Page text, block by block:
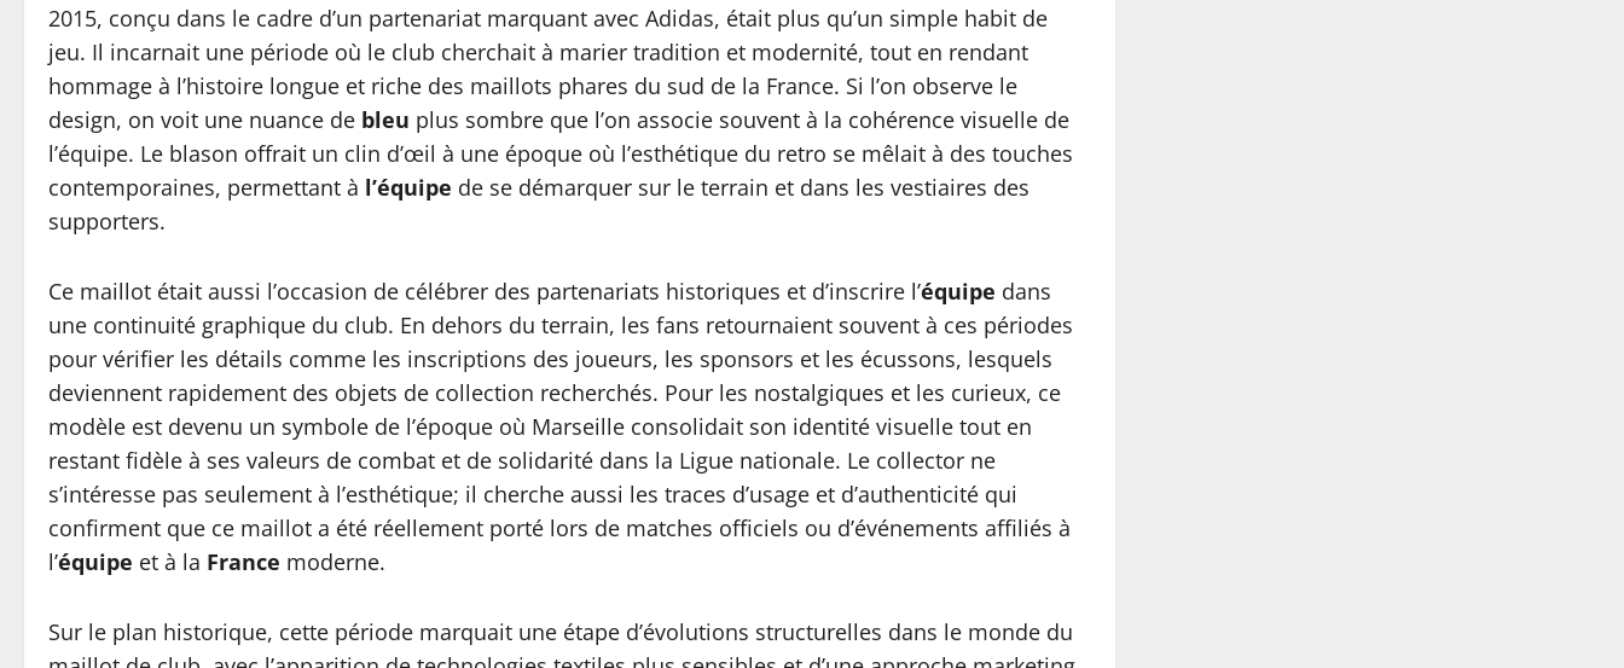
2015, conçu dans le cadre d’un partenariat marquant avec Adidas, était plus qu’un simple habit de
jeu. Il incarnait une période où le club cherchait à marier tradition et modernité, tout en rendant
hommage à l’histoire longue et riche des maillots phares du sud de la France. Si l’on observe le
design, on voit une nuance de bleu plus sombre que l’on associe souvent à la cohérence visuelle de
l’équipe. Le blason offrait un clin d’œil à une époque où l’esthétique du retro se mêlait à des touches
contemporaines, permettant à l’équipe de se démarquer sur le terrain et dans les vestiaires des
supporters.
Ce maillot était aussi l’occasion de célébrer des partenariats historiques et d’inscrire l’équipe dans
une continuité graphique du club. En dehors du terrain, les fans retournaient souvent à ces périodes
pour vérifier les détails comme les inscriptions des joueurs, les sponsors et les écussons, lesquels
deviennent rapidement des objets de collection recherchés. Pour les nostalgiques et les curieux, ce
modèle est devenu un symbole de l’époque où Marseille consolidait son identité visuelle tout en
restant fidèle à ses valeurs de combat et de solidarité dans la Ligue nationale. Le collector ne
s’intéresse pas seulement à l’esthétique; il cherche aussi les traces d’usage et d’authenticité qui
confirment que ce maillot a été réellement porté lors de matches officiels ou d’événements affiliés à
l’équipe et à la France moderne.
Sur le plan historique, cette période marquait une étape d’évolutions structurelles dans le monde du